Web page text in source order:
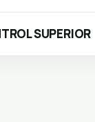
SUPERIOR